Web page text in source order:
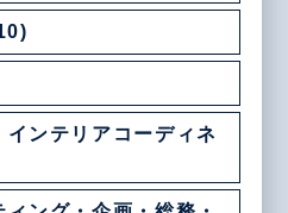
ンテリアコーディネ